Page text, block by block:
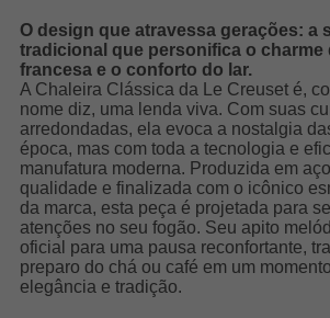
O design que atravessa gerações: a
tradicional que personifica o charme
francesa e o conforto do lar.
A Chaleira Clássica da Le Creuset é,
nome diz, uma lenda viva. Com suas
arredondadas, ela evoca a nostalgia
época, mas com toda a tecnologia e
manufatura moderna. Produzida em
qualidade e finalizada com o icônico
da marca, esta peça é projetada para
atenções no seu fogão. Seu apito
oficial para uma pausa reconfortante,
preparo do chá ou café em um
elegância e tradição.